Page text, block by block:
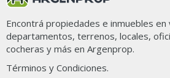
Encontrá propiedades e inmuebles en
departamentos, terrenos, locales,
cocheras y más en Argenprop.
Términos y Condiciones.